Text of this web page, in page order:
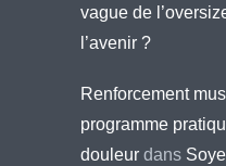
vague de
l’avenir ?
Renforcement
programme
douleur dans